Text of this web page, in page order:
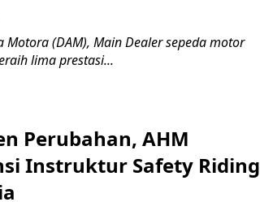
Motora (DAM), Main Dealer sepeda motor
lima prestasi...
Perubahan, AHM
Instruktur Safety Riding